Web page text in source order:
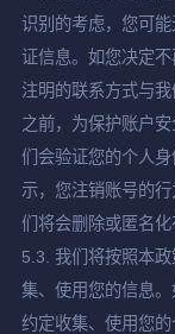
识别的考虑，您可
证信息。如您决定
注明的联系方式与
之前，为保护账户
们会验证您的个人
示，您注销账号的
们将会删除或匿名化
5.3. 我们将按照本
集、使用您的信息
约定收集、使用您